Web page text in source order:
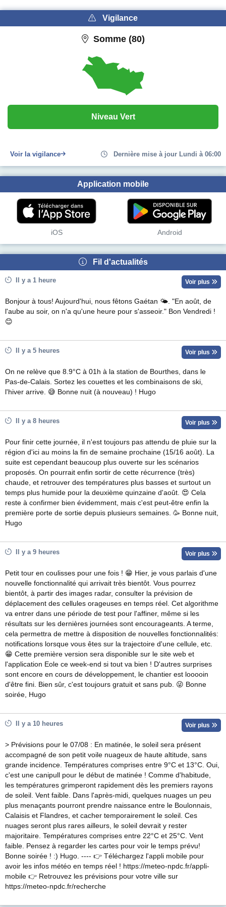
Vigilance
Somme (80)
Niveau Vert
Voir la vigilance Dernière mise à jour Lundi à 06:00
Application mobile
iOS Android
Fil d'actualités
Il y a 1 heure Voir plus
Bonjour à tous! Aujourd'hui, nous fêtons Gaétan 🌤. "En août, de
l'aube au soir, on n'a qu'une heure pour s'asseoir." Bon Vendredi !
😊
Il y a 5 heures Voir plus
On ne relève que 8.9°C à 01h à la station de Bourthes, dans le
Pas-de-Calais. Sortez les couettes et les combinaisons de ski,
l'hiver arrive. 😅 Bonne nuit (à nouveau) ! Hugo
Il y a 8 heures Voir plus
Pour finir cette journée, il n'est toujours pas attendu de pluie sur la
région d'ici au moins la fin de semaine prochaine (15/16 août). La
suite est cependant beaucoup plus ouverte sur les scénarios
proposés. On pourrait enfin sortir de cette récurrence (très)
chaude, et retrouver des températures plus basses et surtout un
temps plus humide pour la deuxième quinzaine d'août. 😍 Cela
reste à confirmer bien évidemment, mais c'est peut-être enfin la
première porte de sortie depuis plusieurs semaines. 🥳 Bonne nuit,
Hugo
Il y a 9 heures Voir plus
Petit tour en coulisses pour une fois ! 😁 Hier, je vous parlais d'une
nouvelle fonctionnalité qui arrivait très bientôt. Vous pourrez
bientôt, à partir des images radar, consulter la prévision de
déplacement des cellules orageuses en temps réel. Cet algorithme
va entrer dans une période de test pour l'affiner, même si les
résultats sur les dernières journées sont encourageants. A terme,
cela permettra de mettre à disposition de nouvelles fonctionnalités:
notifications lorsque vous êtes sur la trajectoire d'une cellule, etc.
😁 Cette première version sera disponible sur le site web et
l'application Eole ce week-end si tout va bien ! D'autres surprises
sont encore en cours de développement, le chantier est looooin
d'être fini. Bien sûr, c'est toujours gratuit et sans pub. 😜 Bonne
soirée, Hugo
Il y a 10 heures Voir plus
> Prévisions pour le 07/08 : En matinée, le soleil sera présent
accompagné de son petit voile nuageux de haute altitude, sans
grande incidence. Températures comprises entre 9°C et 13°C. Oui,
c'est une canipull pour le début de matinée ! Comme d'habitude,
les températures grimperont rapidement dès les premiers rayons
de soleil. Vent faible. Dans l'après-midi, quelques nuages un peu
plus menaçants pourront prendre naissance entre le Boulonnais,
Calaisis et Flandres, et cacher temporairement le soleil. Ces
nuages seront plus rares ailleurs, le soleil devrait y rester
majoritaire. Températures comprises entre 22°C et 25°C. Vent
faible. Pensez à regarder les cartes pour voir le temps prévu!
Bonne soirée ! :) Hugo. ---- 👉 Téléchargez l'appli mobile pour
avoir les infos météo en temps réel ! https://meteo-npdc.fr/appli-
mobile 👉 Retrouvez les prévisions pour votre ville sur
https://meteo-npdc.fr/recherche